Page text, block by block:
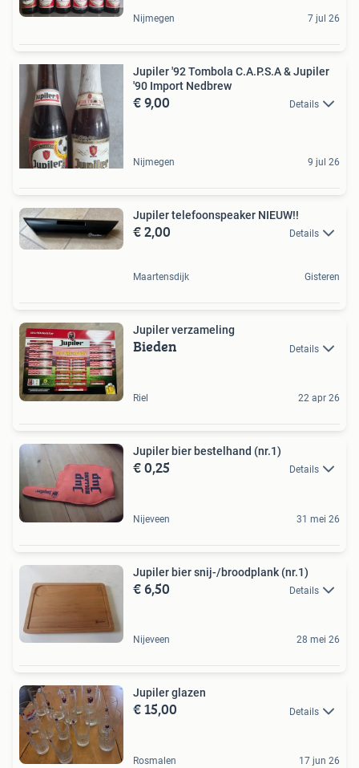
Nijmegen 7 jul 26
Jupiler '92 Tombola C.A.P.S.A & Jupiler
'90 Import Nedbrew
€ 9,00 Details
Nijmegen 9 jul 26
Jupiler telefoonspeaker NIEUW!!
€ 2,00 Details
Maartensdijk Gisteren
Jupiler verzameling
Bieden Details
Riel 22 apr 26
Jupiler bier bestelhand (nr.1)
€ 0,25 Details
Nijeveen 31 mei 26
Jupiler bier snij-/broodplank (nr.1)
€ 6,50 Details
Nijeveen 28 mei 26
Jupiler glazen
€ 15,00 Details
Rosmalen 17 jun 26